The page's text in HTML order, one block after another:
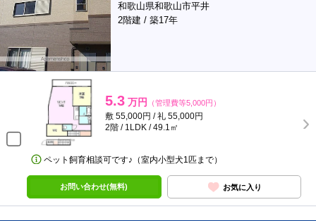
和歌山県和歌山市平井
2階建 / 築17年
5.3 万円 （管理費等5,000円）
敷 55,000円 / 礼 55,000円
2階 / 1LDK / 49.1㎡
ペット飼育相談可です♪（室内小型犬1匹まで）
お問い合わせ(無料) お気に入り